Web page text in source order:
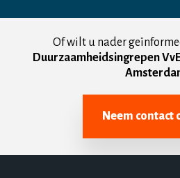
Of wilt u nader
Duurzaamheidsingrepen
Neem contact